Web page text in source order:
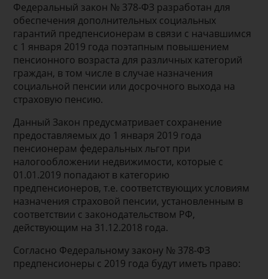
Федеральный закон № 378-ФЗ разработан для
обеспечения дополнительных социальных
гарантий предпенсионерам в связи с начавшимся
с 1 января 2019 года поэтапным повышением
пенсионного возраста для различных категорий
граждан, в том числе в случае назначения
социальной пенсии или досрочного выхода на
страховую пенсию.
Данный Закон предусматривает сохранение
предоставляемых до 1 января 2019 года
пенсионерам федеральных льгот при
налогообложении недвижимости, которые с
01.01.2019 попадают в категорию
предпенсионеров, т.е. соответствующих условиям
назначения страховой пенсии, установленным в
соответствии с законодательством РФ,
действующим на 31.12.2018 года.
Согласно Федеральному закону № 378-ФЗ
предпенсионеры с 2019 года будут иметь право: